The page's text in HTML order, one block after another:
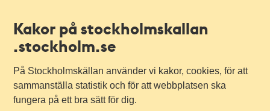
Kakor på stockholmskallan
.stockholm.se
På Stockholmskällan använder vi kakor, cookies, för att
sammanställa statistik och för att webbplatsen ska
fungera på ett bra sätt för dig.